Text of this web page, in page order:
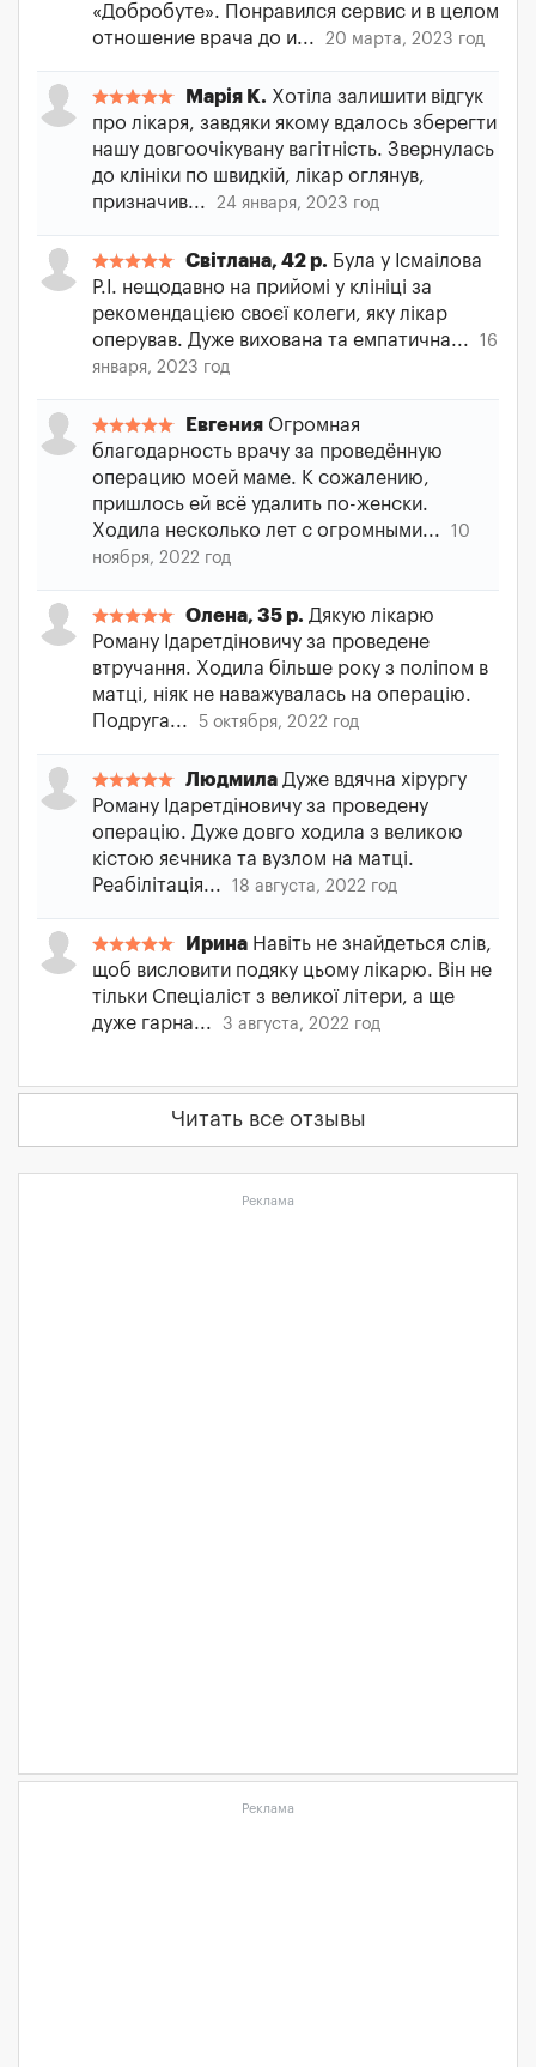
«Добробуте». Понравился сервис и в целом
отношение врача до и...
20 марта, 2023 год
Марія К. Хотіла залишити відгук
про лікаря, завдяки якому вдалось зберегти
нашу довгоочікувану вагітність. Звернулась
до клініки по швидкій, лікар оглянув,
призначив...
24 января, 2023 год
Світлана, 42 р. Була у Ісмаілова
Р.І. нещодавно на прийомі у клініці за
рекомендацією своєї колеги, яку лікар
оперував. Дуже вихована та емпатична...
16
января, 2023 год
Евгения Огромная
благодарность врачу за проведённую
операцию моей маме. К сожалению,
пришлось ей всё удалить по-женски.
Ходила несколько лет с огромными...
10
ноября, 2022 год
Олена, 35 р. Дякую лікарю
Роману Ідаретдіновичу за проведене
втручання. Ходила більше року з поліпом в
матці, ніяк не наважувалась на операцію.
Подруга...
5 октября, 2022 год
Людмила Дуже вдячна хірургу
Роману Ідаретдіновичу за проведену
операцію. Дуже довго ходила з великою
кістою яєчника та вузлом на матці.
Реабілітація...
18 августа, 2022 год
Ирина Навіть не знайдеться слів,
щоб висловити подяку цьому лікарю. Він не
тільки Спеціаліст з великої літери, а ще
дуже гарна...
3 августа, 2022 год
Читать все отзывы
Реклама
Реклама